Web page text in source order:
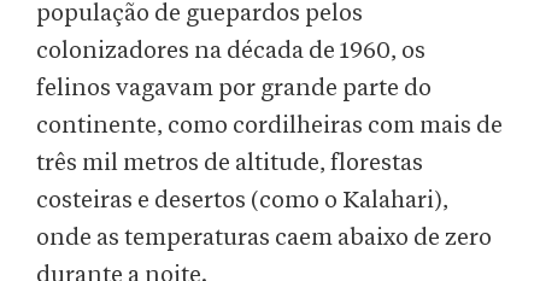
população de guepardos pelos
colonizadores na década de 1960, os
felinos vagavam por grande parte do
continente, como cordilheiras com mais de
três mil metros de altitude, florestas
costeiras e desertos (como o Kalahari),
onde as temperaturas caem abaixo de zero
durante a noite.